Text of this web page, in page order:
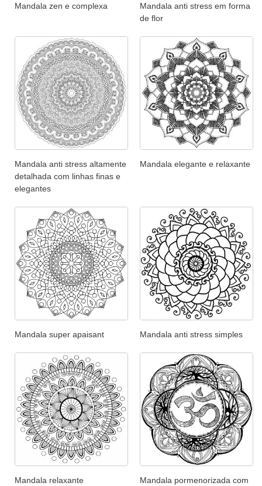
Mandala zen e complexa
Mandala anti stress em forma
de flor
Mandala anti stress altamente
detalhada com linhas finas e
elegantes
Mandala elegante e relaxante
Mandala super apaisant Mandala anti stress simples
Mandala relaxante Mandala pormenorizada com